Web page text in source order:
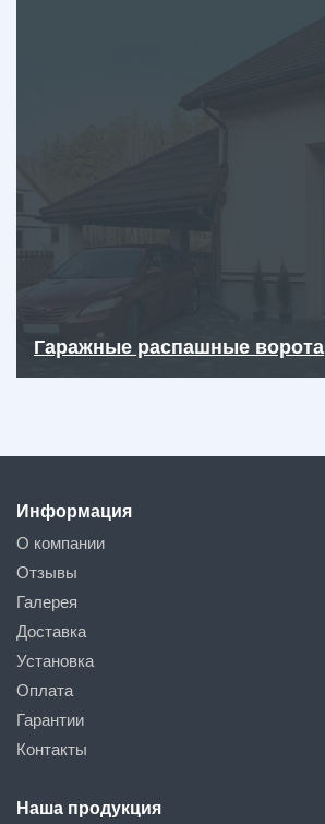
Гаражные распашные ворота
Информация
О компании
Отзывы
Галерея
Доставка
Установка
Оплата
Гарантии
Контакты
Наша продукция